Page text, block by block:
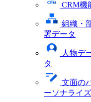
CRM機
組織・
署データ
人物デ
タ
文面の
ーソナライズ